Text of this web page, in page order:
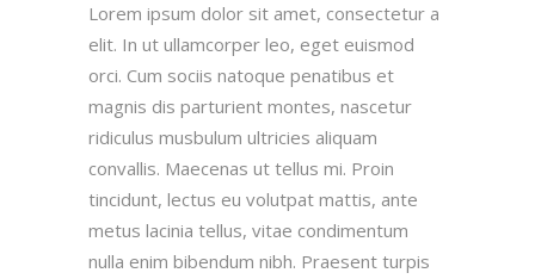
Lorem ipsum dolor sit amet, consectetur a
elit. In ut ullamcorper leo, eget euismod
orci. Cum sociis natoque penatibus et
magnis dis parturient montes, nascetur
ridiculus musbulum ultricies aliquam
convallis. Maecenas ut tellus mi. Proin
tincidunt, lectus eu volutpat mattis, ante
metus lacinia tellus, vitae condimentum
nulla enim bibendum nibh. Praesent turpis